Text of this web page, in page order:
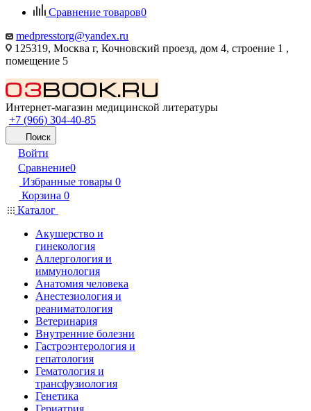
Сравнение товаров0
medpresstorg@yandex.ru
125319, Москва г, Кочновский проезд, дом 4, строение 1 ,
помещение 5
Интернет-магазин медицинской литературы
+7 (966) 304-40-85
Поиск
Войти
Сравнение0
Избранные товары 0
Корзина 0
Каталог
Акушерство и
гинекология
Аллергология и
иммунология
Анатомия человека
Анестезиология и
реаниматология
Ветеринария
Внутренние болезни
Гастроэнтерология и
гепатология
Гематология и
трансфузиология
Генетика
Гериатрия